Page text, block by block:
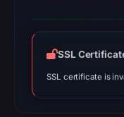
SSL
SSL certificate is